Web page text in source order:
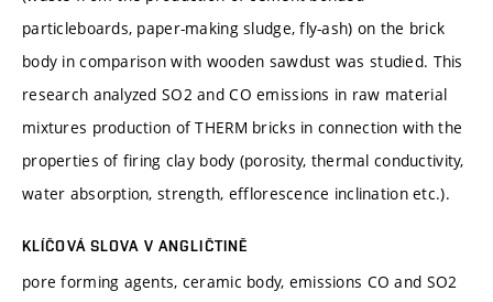
particleboards, paper-making sludge, fly-ash) on the brick
body in comparison with wooden sawdust was studied. This
research analyzed SO2 and CO emissions in raw material
mixtures production of THERM bricks in connection with the
properties of firing clay body (porosity, thermal conductivity,
water absorption, strength, efflorescence inclination etc.).
KLÍČOVÁ SLOVA V ANGLIČTINĚ
pore forming agents, ceramic body, emissions CO and SO2